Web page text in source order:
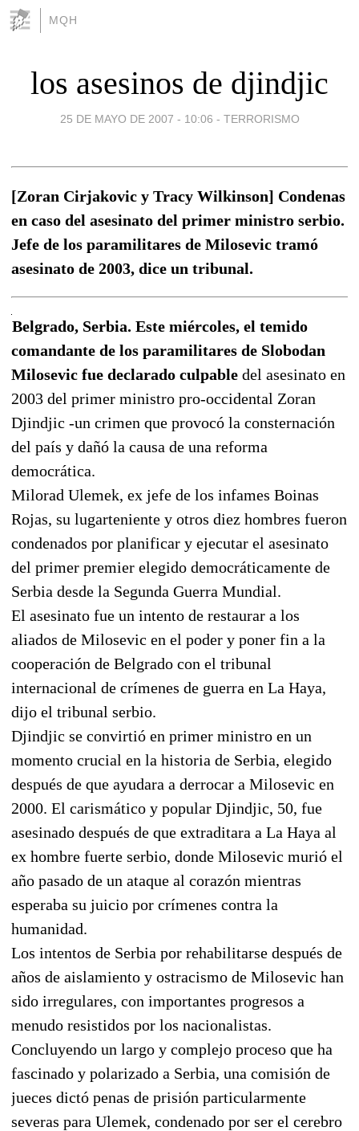
MQH
los asesinos de djindjic
25 DE MAYO DE 2007 - 10:06 - TERRORISMO
[Zoran Cirjakovic y Tracy Wilkinson] Condenas
en caso del asesinato del primer ministro serbio.
Jefe de los paramilitares de Milosevic tramó
asesinato de 2003, dice un tribunal.
Belgrado, Serbia. Este miércoles, el temido
comandante de los paramilitares de Slobodan
Milosevic fue declarado culpable del asesinato en
2003 del primer ministro pro-occidental Zoran
Djindjic -un crimen que provocó la consternación
del país y dañó la causa de una reforma
democrática.
Milorad Ulemek, ex jefe de los infames Boinas
Rojas, su lugarteniente y otros diez hombres fueron
condenados por planificar y ejecutar el asesinato
del primer premier elegido democráticamente de
Serbia desde la Segunda Guerra Mundial.
El asesinato fue un intento de restaurar a los
aliados de Milosevic en el poder y poner fin a la
cooperación de Belgrado con el tribunal
internacional de crímenes de guerra en La Haya,
dijo el tribunal serbio.
Djindjic se convirtió en primer ministro en un
momento crucial en la historia de Serbia, elegido
después de que ayudara a derrocar a Milosevic en
2000. El carismático y popular Djindjic, 50, fue
asesinado después de que extraditara a La Haya al
ex hombre fuerte serbio, donde Milosevic murió el
año pasado de un ataque al corazón mientras
esperaba su juicio por crímenes contra la
humanidad.
Los intentos de Serbia por rehabilitarse después de
años de aislamiento y ostracismo de Milosevic han
sido irregulares, con importantes progresos a
menudo resistidos por los nacionalistas.
Concluyendo un largo y complejo proceso que ha
fascinado y polarizado a Serbia, una comisión de
jueces dictó penas de prisión particularmente
severas para Ulemek, condenado por ser el cerebro